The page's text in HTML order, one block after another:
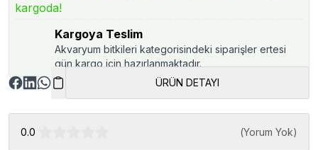
kargoda!
Kargoya Teslim
Akvaryum bitkileri kategorisindeki siparişler ertesi
gün kargo için hazırlanmaktadır.
ÜRÜN DETAYI
0.0 (Yorum Yok)